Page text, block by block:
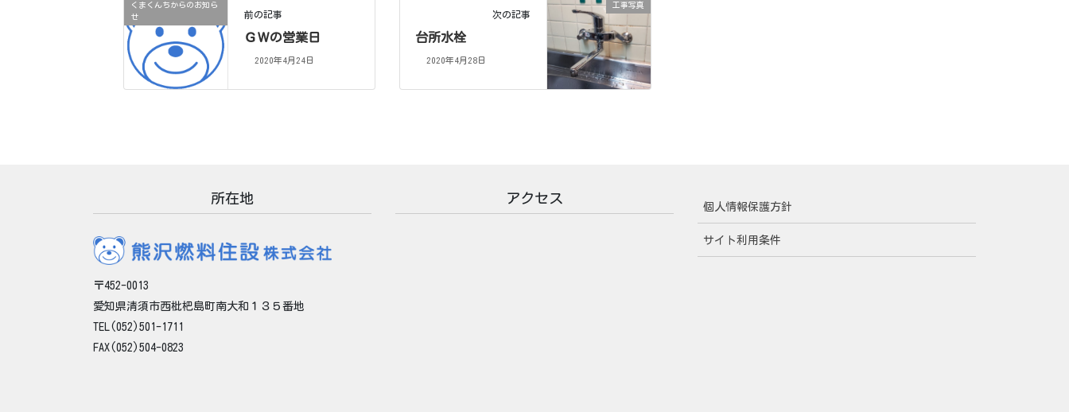
くまくんちからのお知ら
せ
前の記事
ＧＷの営業日
2020年4月24日
工事写真
次の記事
台所水栓
2020年4月28日
所在地
〒452-0013
愛知県清須市西枇杷島町南大和１３５番地
TEL(052)501-1711
FAX(052)504-0823
アクセス
個人情報保護方針
サイト利用条件